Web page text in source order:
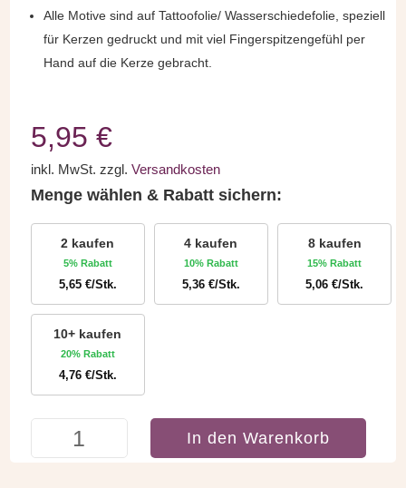
Alle Motive sind auf Tattoofolie/ Wasserschiedefolie, speziell
für Kerzen gedruckt und mit viel Fingerspitzengefühl per
Hand auf die Kerze gebracht.
5,95 €
inkl. MwSt. zzgl. Versandkosten
Menge wählen & Rabatt sichern:
2 kaufen
5% Rabatt
5,65 €/Stk.
4 kaufen
10% Rabatt
5,36 €/Stk.
8 kaufen
15% Rabatt
5,06€/Stk.
10+ kaufen
20% Rabatt
4,76 €/Stk.
Geburtstagskerze
In den Warenkorb